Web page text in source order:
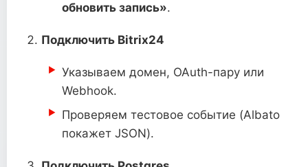
обновить запись».
Подключить Bitrix24
Указываем домен, OAuth-пару или
Webhook.
Проверяем тестовое событие (Albato
покажет JSON).